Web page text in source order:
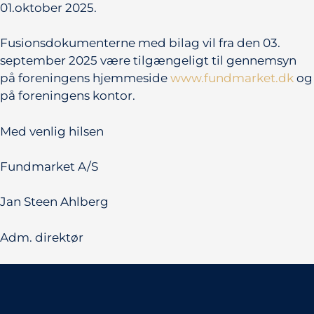
01.oktober 2025.
Fusionsdokumenterne med bilag vil fra den 03.
september 2025 være tilgængeligt til gennemsyn
på foreningens hjemmeside www.fundmarket.dk og
på foreningens kontor.
Med venlig hilsen
Fundmarket A/S
Jan Steen Ahlberg
Adm. direktør